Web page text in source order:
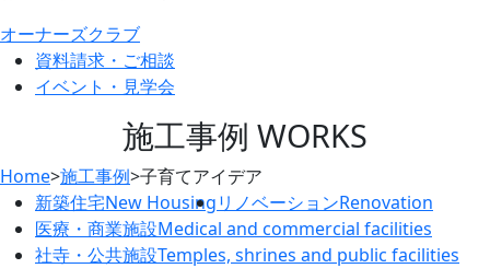
オーナーズクラブ
資料請求・ご相談
イベント・見学会
施工事例 WORKS
Home>施工事例>子育てアイデア
新築住宅New HousingリノベーションRenovation
医療・商業施設Medical and commercial facilities
社寺・公共施設Temples, shrines and public facilities